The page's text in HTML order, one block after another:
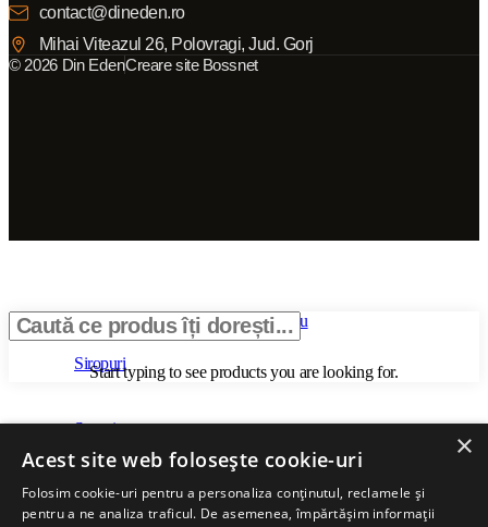
contact@dineden.ro
Mihai Viteazul 26, Polovragi, Jud. Gorj
© 2026 Din EdenCreare site Bossnet
Start typing to see products you are looking for.
Meniu
Categorii
Siropuri
Sucuri
Pulpă 100%
×
Acest site web folosește cookie-uri
Folosim cookie-uri pentru a personaliza conținutul, reclamele și
pentru a ne analiza traficul. De asemenea, împărtășim informații